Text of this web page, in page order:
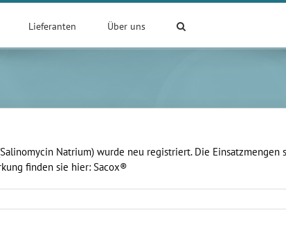
Lieferanten Über uns
Natrium) wurde neu registriert. Die
finden sie hier: Sacox®